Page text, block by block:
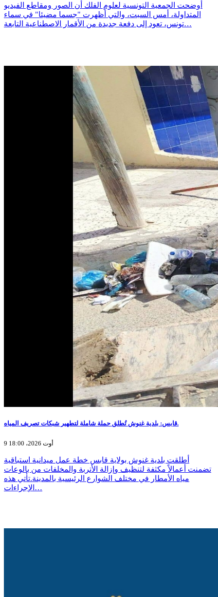
أوضحت الجمعية التونسية لعلوم الفلك أن الصور ومقاطع الفيديو
المتداولة، أمس السبت، والتي أظهرت "جسما مضيئا" في سماء
تونس، تعود إلى دفعة جديدة من الأقمار الاصطناعية التابعة…
قابس: بلدية غنوش تُطلق حملة شاملة لتطهير شبكات تصريف المياه.
9 أوت 2026، 18:00
أطلقت بلدية غنوش بولاية قابس خطة عمل ميدانية استباقية
تضمنت أعمالاً مكثفة لتنظيف وإزالة الأتربة والمخلفات من بالوعات
مياه الأمطار في مختلف الشوارع الرئيسية بالمدينة.تأتي هذه
الإجراءات…